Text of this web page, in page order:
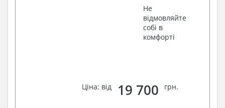
Не
відмовляйте
собі в
комфорті
Ціна: від 19 700 грн.